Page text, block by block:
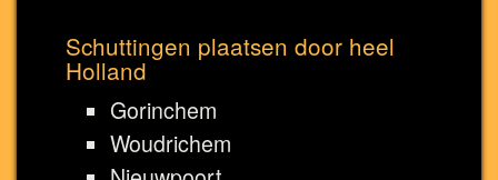
Schuttingen plaatsen door heel
Holland
Gorinchem
Woudrichem